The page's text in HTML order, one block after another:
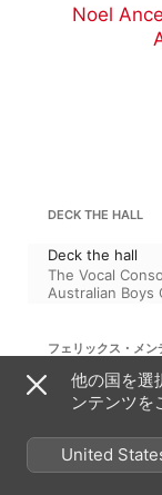
Noel
DECK THE HALL
Deck the hall
The Vocal
Australian Boys
フェリックス・メン
Hark! The
Australian Boys
マック・ウィルバー
他の国を選
ンテンツを
United